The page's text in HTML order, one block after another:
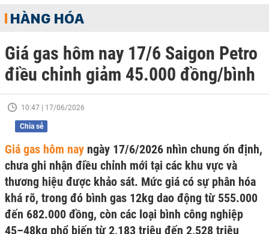
HÀNG HÓA
Giá gas hôm nay 17/6 Saigon Petro
điều chỉnh giảm 45.000 đồng/bình
10:47 | 17/06/2026
Chia sẻ
Giá gas hôm nay ngày 17/6/2026 nhìn chung ổn định,
chưa ghi nhận điều chỉnh mới tại các khu vực và
thương hiệu được khảo sát. Mức giá có sự phân hóa
khá rõ, trong đó bình gas 12kg dao động từ 555.000
đến 682.000 đồng, còn các loại bình công nghiệp
45–48kg phổ biến từ 2,183 triệu đến 2,528 triệu